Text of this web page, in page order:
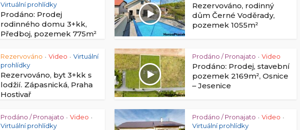
Virtuální prohlídky
Prodáno: Prodej
rodinného domu 3+kk,
Předboj, pozemek 775m²
Rezervováno, rodinný
dům Černé Voděrady,
pozemek 1055m²
Rezervováno • Video • Virtuální
prohlídky
Rezervováno, byt 3+kk s
lodžií. Zápasnická, Praha
Hostivař
Prodáno / Pronajato • Video
Prodáno: Prodej, stavební
pozemek 2169m², Osnice
– Jesenice
Prodáno / Pronajato • Video •
Virtuální prohlídky
Prodáno / Pronajato • Video •
Virtuální prohlídky